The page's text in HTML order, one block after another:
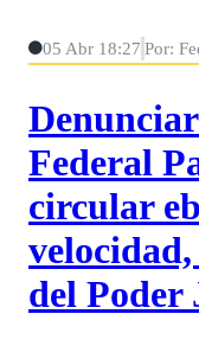
05 Abr 18:27 Por:
Federal
circular
del Poder